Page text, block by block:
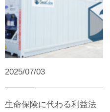
2025/07/03
生命保険に代わる利益法